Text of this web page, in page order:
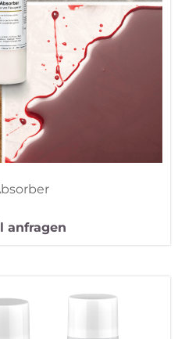
anfragen